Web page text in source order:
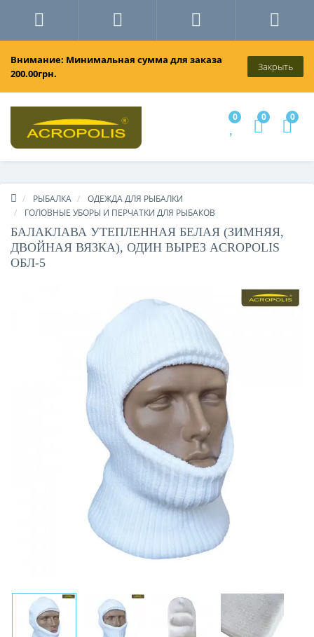
Внимание: Минимальная сумма для заказа
200.00грн.
Закрыть
0 0 0
РЫБАЛКА
ОДЕЖДА ДЛЯ РЫБАЛКИ
ГОЛОВНЫЕ УБОРЫ И ПЕРЧАТКИ ДЛЯ РЫБАКОВ
БАЛАКЛАВА УТЕПЛЕННАЯ БЕЛАЯ (ЗИМНЯЯ,
ДВОЙНАЯ ВЯЗКА), ОДИН ВЫРЕЗ ACROPOLIS
ОБЛ-5